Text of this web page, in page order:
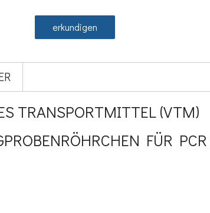
erkundigen
TRANSPORTMITTEL (VTM)
FÜR PCR